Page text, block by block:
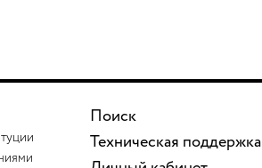
Поиск
Техническая поддержка